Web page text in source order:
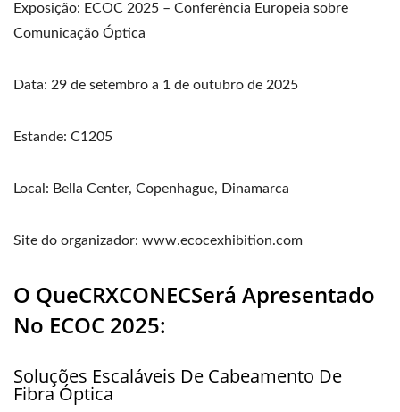
Exposição: ECOC 2025 – Conferência Europeia sobre
Comunicação Óptica
Data: 29 de setembro a 1 de outubro de 2025
Estande: C1205
Local: Bella Center, Copenhague, Dinamarca
Site do organizador: www.ecocexhibition.com
O QueCRXCONECSerá Apresentado
No ECOC 2025:
Soluções Escaláveis ​​de Cabeamento De
Fibra Óptica